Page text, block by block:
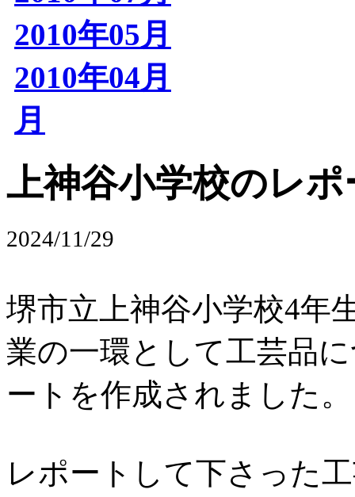
2010年05月
2010年04月
月
上神谷小学校のレ
2024/11/29
堺市立上神谷小学校4年
業の一環として工芸品
ートを作成されました。
レポートして下さった